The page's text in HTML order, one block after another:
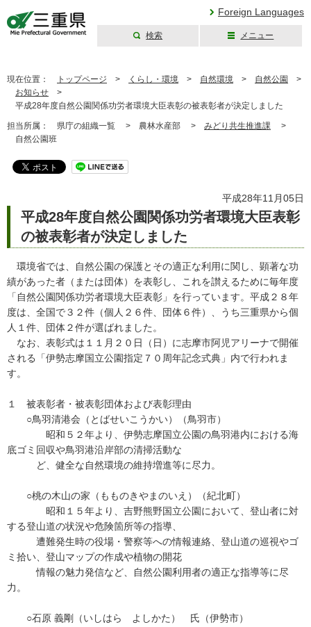
Foreign Languages
検索 メニュー
現在位置： トップページ > くらし・環境 > 自然環境 > 自然公園
>
お知らせ >
平成28年度自然公園関係功労者環境大臣表彰の被表彰者が決定しました
担当所属： 県庁の組織一覧 > 農林水産部 > みどり共生推進課 >
自然公園班
平成28年11月05日
平成28年度自然公園関係功労者環境大臣表彰
の被表彰者が決定しました
環境省では、自然公園の保護とその適正な利用に関し、顕著な功
績があった者（または団体）を表彰し、これを讃えるために毎年度
「自然公園関係功労者環境大臣表彰」を行っています。平成２８年
度は、全国で３２件（個人２６件、団体６件）、うち三重県から個
人１件、団体２件が選ばれました。
なお、表彰式は１１月２０日（日）に志摩市阿児アリーナで開催
される「伊勢志摩国立公園指定７０周年記念式典」内で行われま
す。
１ 被表彰者・被表彰団体および表彰理由
○鳥羽清港会（とばせいこうかい）（鳥羽市）
昭和５２年より、伊勢志摩国立公園の鳥羽港内における海
底ゴミ回収や鳥羽港沿岸部の清掃活動な
ど、健全な自然環境の維持増進等に尽力。
○桃の木山の家（もものきやまのいえ）（紀北町）
昭和１５年より、吉野熊野国立公園において、登山者に対
する登山道の状況や危険箇所等の指導、
遭難発生時の役場・警察等への情報連絡、登山道の巡視やゴ
ミ拾い、登山マップの作成や植物の開花
情報の魅力発信など、自然公園利用者の適正な指導等に尽
力。
○石原 義剛（いしはら よしかた） 氏（伊勢市）